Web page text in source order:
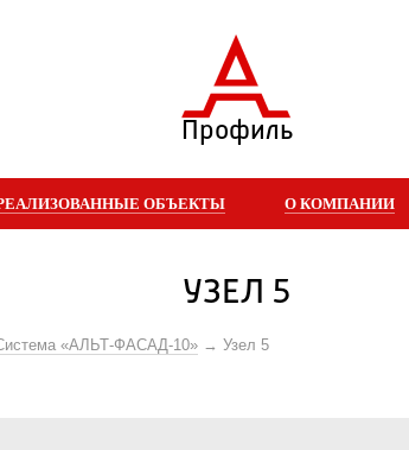
Профиль
ОБЪЕКТЫ О КОМПАНИИ
УЗЕЛ 5
«АЛЬТ-ФАСАД-10» Узел 5